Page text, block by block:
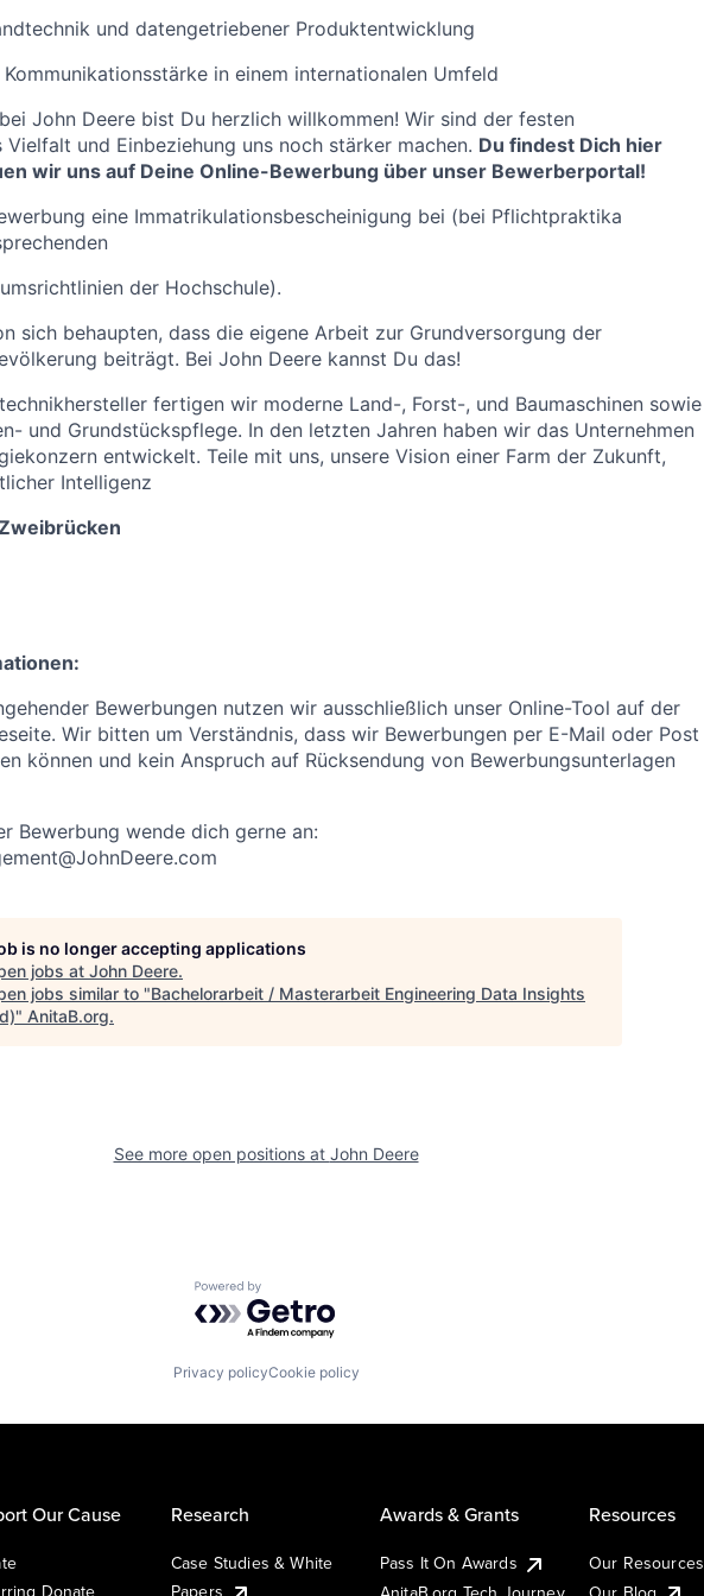
und datengetriebener Produktentwicklung
in einem internationalen Umfeld
John Deere bist Du herzlich willkommen! Wir sind der festen
Vielfalt und Einbeziehung uns noch stärker machen. Du findest Dich hier
wir uns auf Deine Online-Bewerbung über unser Bewerberportal!
eine Immatrikulationsbescheinigung bei (bei Pflichtpraktika
der Hochschule).
sich behaupten, dass die eigene Arbeit zur Grundversorgung der
beiträgt. Bei John Deere kannst Du das!
fertigen wir moderne Land-, Forst-, und Baumaschinen sowie
und Grundstückspflege. In den letzten Jahren haben wir das Unternehmen
entwickelt. Teile mit uns, unsere Vision einer Farm der Zukunft,
Intelligenz
Bewerbungen nutzen wir ausschließlich unser Online-Tool auf der
Wir bitten um Verständnis, dass wir Bewerbungen per E-Mail oder Post
können und kein Anspruch auf Rücksendung von Bewerbungsunterlagen
Bewerbung wende dich gerne an:
is no longer accepting applications
jobs at John Deere.
jobs similar to "Bachelorarbeit / Masterarbeit Engineering Data Insights
" AnitaB.org.
See more open positions at John Deere
Powered by Getro.com
Privacy policyCookie policy
Our Cause
Donate
Research
Case Studies & White
Papers
Awards & Grants
Pass It On Awards
Resources
Our Resources